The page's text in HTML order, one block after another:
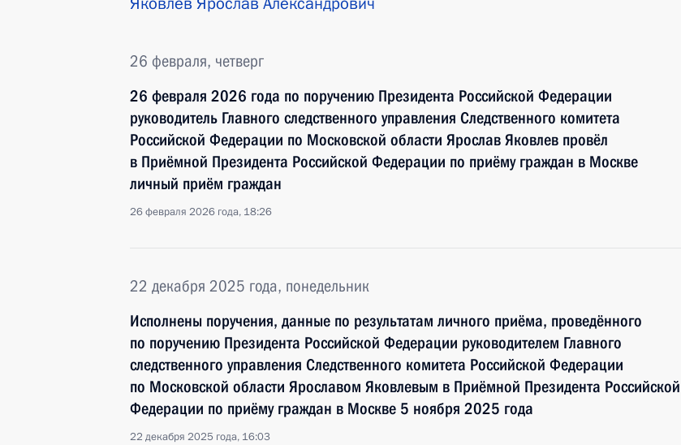
26 февраля, четверг
26 февраля 2026 года по поручению Президента Российской Федерации
руководитель Главного следственного управления Следственного комитета
Российской Федерации по Московской области Ярослав Яковлев провёл
в Приёмной Президента Российской Федерации по приёму граждан в Москве
личный приём граждан
26 февраля 2026 года, 18:26
22 декабря 2025 года, понедельник
Исполнены поручения, данные по результатам личного приёма, проведённого
по поручению Президента Российской Федерации руководителем Главного
следственного управления Следственного комитета Российской Федерации
по Московской области Ярославом Яковлевым в Приёмной Президента Российской
Федерации по приёму граждан в Москве 5 ноября 2025 года
22 декабря 2025 года, 16:03